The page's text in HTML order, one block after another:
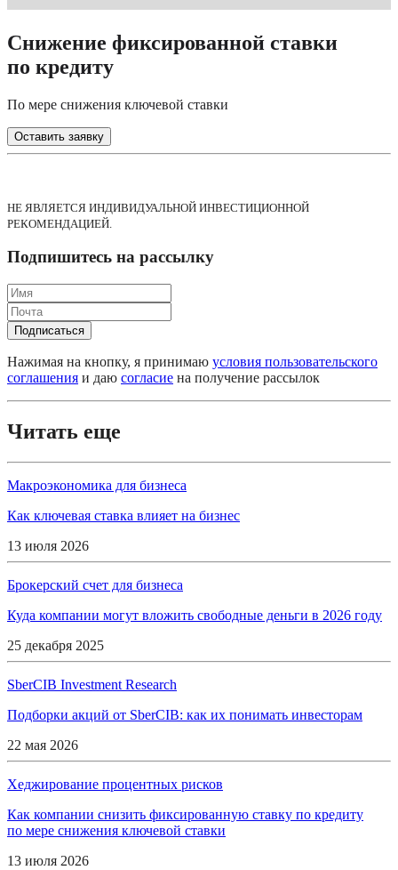
Снижение фиксированной ставки
по кредиту
По мере снижения ключевой ставки
Оставить заявку
НЕ ЯВЛЯЕТСЯ ИНДИВИДУАЛЬНОЙ ИНВЕСТИЦИОННОЙ
РЕКОМЕНДАЦИЕЙ.
Подпишитесь на рассылку
Подписаться
Нажимая на кнопку, я принимаю условия пользовательского
соглашения и даю согласиe на получение рассылок
Читать еще
Макроэкономика для бизнеса
Как ключевая ставка влияет на бизнес
13 июля 2026
Брокерский счет для бизнеса
Куда компании могут вложить свободные деньги в 2026 году
25 декабря 2025
SberCIB Investment Research
Подборки акций от SberCIB: как их понимать инвесторам
22 мая 2026
Хеджирование процентных рисков
Как компании снизить фиксированную ставку по кредиту
по мере снижения ключевой ставки
13 июля 2026